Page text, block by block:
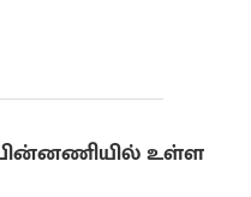
பின்னணியில் உள்ள